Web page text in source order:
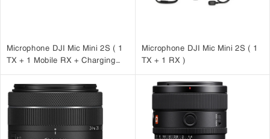
Microphone DJI Mic Mini 2S ( 1
TX + 1 Mobile RX + Charging
Microphone DJI Mic Mini 2S ( 1
TX + 1 RX )